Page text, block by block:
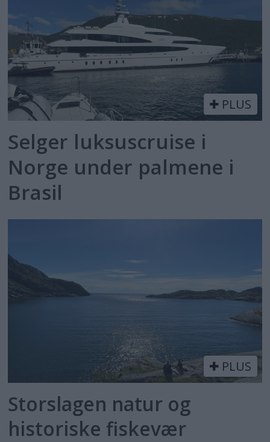
PLUS
Selger luksuscruise i
Norge under palmene i
Brasil
PLUS
Storslagen natur og
historiske fiskevær